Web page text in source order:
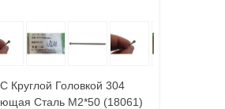
Круглой Головкой 304
Сталь M2*50 (18061)